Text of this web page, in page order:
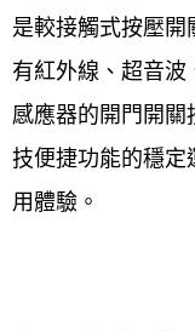
是較接觸式按壓開
有紅外線、超音波
感應器的開門開
技便捷功能的穩定
用體驗。